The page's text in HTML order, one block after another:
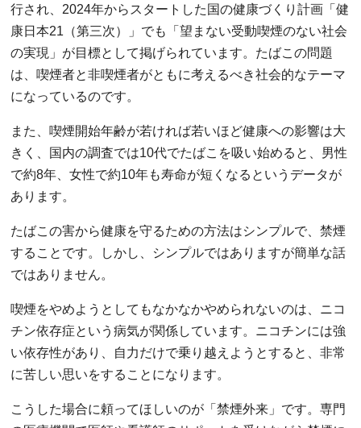
行され、2024年からスタートした国の健康づくり計画「健
康日本21（第三次）」でも「望まない受動喫煙のない社会
の実現」が目標として掲げられています。たばこの問題
は、喫煙者と非喫煙者がともに考えるべき社会的なテーマ
になっているのです。
また、喫煙開始年齢が若ければ若いほど健康への影響は大
きく、国内の調査では10代でたばこを吸い始めると、男性
で約8年、女性で約10年も寿命が短くなるというデータが
あります。
たばこの害から健康を守るための方法はシンプルで、禁煙
することです。しかし、シンプルではありますが簡単な話
ではありません。
喫煙をやめようとしてもなかなかやめられないのは、ニコ
チン依存症という病気が関係しています。ニコチンには強
い依存性があり、自力だけで乗り越えようとすると、非常
に苦しい思いをすることになります。
こうした場合に頼ってほしいのが「禁煙外来」です。専門